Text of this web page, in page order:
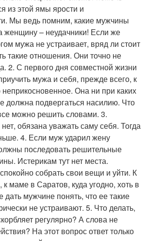
из этой ямы ярости и
Мы ведь помним, какие мужчины
женщину – неудачники! Если же
мужа не устраивает, вряд ли стоит
такие отношения. Они точно не
2. С первого дня совместной жизни
мужа и себя, прежде всего, к
Она ни при каких
должна подвергаться насилию. Что
можно решить словами. 3.
обязана уважать саму себя. Тогда
4. Если муж ударил жену
последовать решительные
Истерикам тут нет места.
собрать свои вещи и уйти. К
к маме в Саратов, куда угодно, хоть в
дать мужчине понять, что ее такие
не устраивают. 5. Что делать,
регулярно? А слова не
На этот вопрос ответ только